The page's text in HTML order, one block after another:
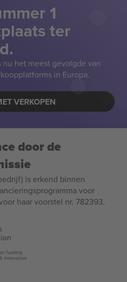
1
ter
nu het meest gevolgde van
in Europa.
VERKOPEN
door de
is erkend binnen
voor
haar voorstel nr. 782393.